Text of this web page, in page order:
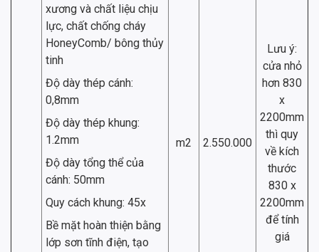
xương và chất liệu chịu
lực, chất chống cháy
HoneyComb/ bông thủy
tinh
Độ dày thép cánh:
0,8mm
Độ dày thép khung:
1.2mm
Độ dày tổng thể của
cánh: 50mm
Quy cách khung: 45x
Bề mặt hoàn thiện bằng
lớp sơn tĩnh điện, tạo
m2 2.550.000
Lưu ý:
cửa nhỏ
hơn 830
x
2200mm
thì quy
về kích
thước
830 x
2200mm
để tính
giá